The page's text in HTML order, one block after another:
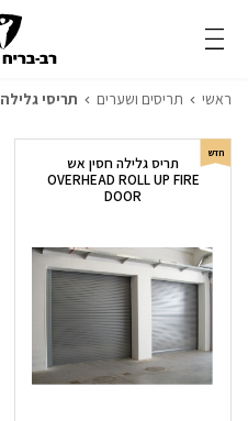
תריסי גלילה
ראשי תריסים ושערים תריסי גלילה
חדש
תריס גלילה חסין אש
OVERHEAD ROLL UP FIRE
DOOR